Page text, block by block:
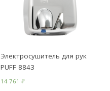
Электросушитель для рук
PUFF 8843
14 761₽